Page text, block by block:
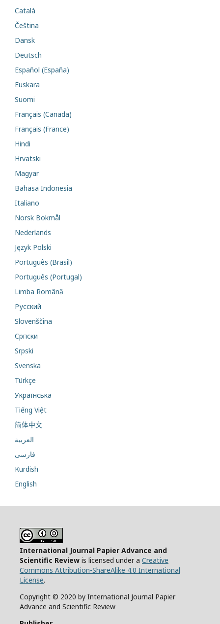
Català
Čeština
Dansk
Deutsch
Español (España)
Euskara
Suomi
Français (Canada)
Français (France)
Hindi
Hrvatski
Magyar
Bahasa Indonesia
Italiano
Norsk Bokmål
Nederlands
Język Polski
Português (Brasil)
Português (Portugal)
Limba Română
Русский
Slovenščina
Cрпски
Srpski
Svenska
Türkçe
Українська
Tiếng Việt
简体中文
العربية
فارسی
Kurdish
English
International Journal Papier Advance and
Scientific Review is licensed under a Creative
Commons Attribution-ShareAlike 4.0 International
License.
Copyright © 2020 by International Journal Papier
Advance and Scientific Review